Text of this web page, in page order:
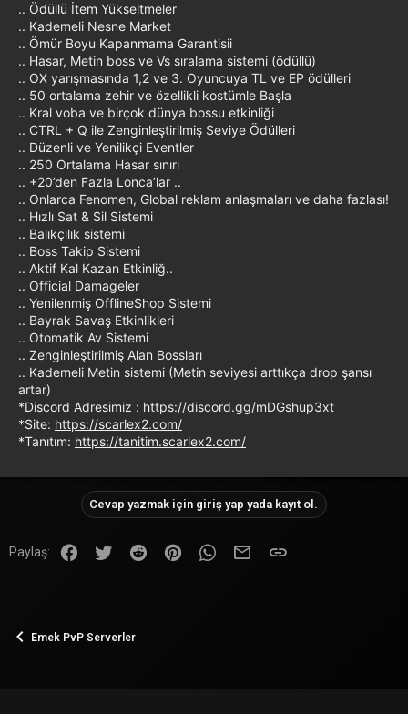
.. Ödüllü İtem Yükseltmeler
.. Kademeli Nesne Market
.. Ömür Boyu Kapanmama Garantisii
.. Hasar, Metin boss ve Vs sıralama sistemi (ödüllü)
.. OX yarışmasında 1,2 ve 3. Oyuncuya TL ve EP ödülleri
.. 50 ortalama zehir ve özellikli kostümle Başla
.. Kral voba ve birçok dünya bossu etkinliği
.. CTRL + Q ile Zenginleştirilmiş Seviye Ödülleri
.. Düzenli ve Yenilikçi Eventler
.. 250 Ortalama Hasar sınırı
.. +20’den Fazla Lonca’lar ..
.. Onlarca Fenomen, Global reklam anlaşmaları ve daha fazlası!
.. Hızlı Sat & Sil Sistemi
.. Balıkçılık sistemi
.. Boss Takip Sistemi
.. Aktif Kal Kazan Etkinliğ..
.. Official Damageler
.. Yenilenmiş OfflineShop Sistemi
.. Bayrak Savaş Etkinlikleri
.. Otomatik Av Sistemi
.. Zenginleştirilmiş Alan Bossları
.. Kademeli Metin sistemi (Metin seviyesi arttıkça drop şansı
artar)
*Discord Adresimiz : https://discord.gg/mDGshup3xt
*Site: https://scarlex2.com/
*Tanıtım: https://tanitim.scarlex2.com/
Cevap yazmak için giriş yap yada kayıt ol.
Paylaş: FacebookTwitter Reddit PinterestWhatsApp
E-posta
Emek PvP Serverler